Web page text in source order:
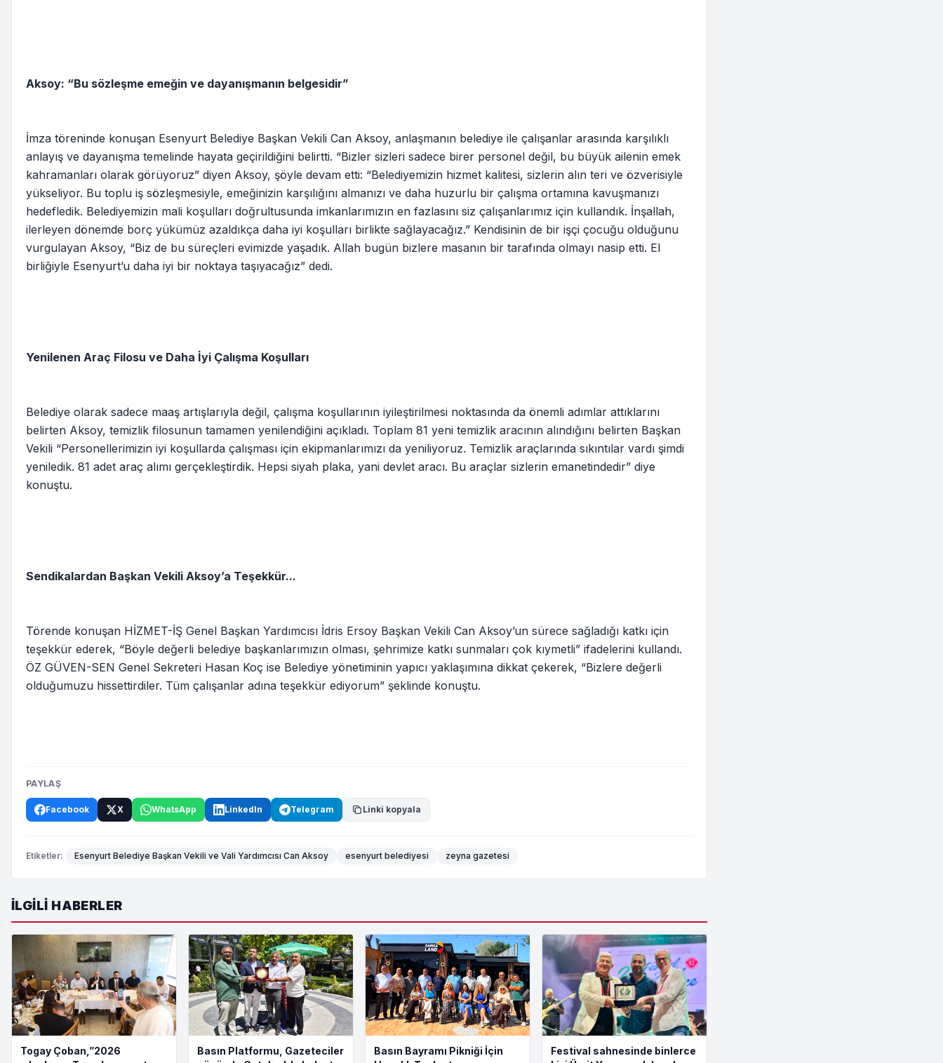
Aksoy: “Bu sözleşme emeğin ve dayanışmanın belgesidir”
İmza töreninde konuşan Esenyurt Belediye Başkan Vekili Can Aksoy, anlaşmanın belediye ile çalışanlar arasında karşılıklı
anlayış ve dayanışma temelinde hayata geçirildiğini belirtti. “Bizler sizleri sadece birer personel değil, bu büyük ailenin emek
kahramanları olarak görüyoruz” diyen Aksoy, şöyle devam etti: “Belediyemizin hizmet kalitesi, sizlerin alın teri ve özverisiyle
yükseliyor. Bu toplu iş sözleşmesiyle, emeğinizin karşılığını almanızı ve daha huzurlu bir çalışma ortamına kavuşmanızı
hedefledik. Belediyemizin mali koşulları doğrultusunda imkanlarımızın en fazlasını siz çalışanlarımız için kullandık. İnşallah,
ilerleyen dönemde borç yükümüz azaldıkça daha iyi koşulları birlikte sağlayacağız.” Kendisinin de bir işçi çocuğu olduğunu
vurgulayan Aksoy, “Biz de bu süreçleri evimizde yaşadık. Allah bugün bizlere masanın bir tarafında olmayı nasip etti. El
birliğiyle Esenyurt’u daha iyi bir noktaya taşıyacağız” dedi.
Yenilenen Araç Filosu ve Daha İyi Çalışma Koşulları
Belediye olarak sadece maaş artışlarıyla değil, çalışma koşullarının iyileştirilmesi noktasında da önemli adımlar attıklarını
belirten Aksoy, temizlik filosunun tamamen yenilendiğini açıkladı. Toplam 81 yeni temizlik aracının alındığını belirten Başkan
Vekili “Personellerimizin iyi koşullarda çalışması için ekipmanlarımızı da yeniliyoruz. Temizlik araçlarında sıkıntılar vardı şimdi
yeniledik. 81 adet araç alımı gerçekleştirdik. Hepsi siyah plaka, yani devlet aracı. Bu araçlar sizlerin emanetindedir” diye
konuştu.
Sendikalardan Başkan Vekili Aksoy’a Teşekkür...
Törende konuşan HİZMET-İŞ Genel Başkan Yardımcısı İdris Ersoy Başkan Vekili Can Aksoy’un sürece sağladığı katkı için
teşekkür ederek, “Böyle değerli belediye başkanlarımızın olması, şehrimize katkı sunmaları çok kıymetli” ifadelerini kullandı.
ÖZ GÜVEN-SEN Genel Sekreteri Hasan Koç ise Belediye yönetiminin yapıcı yaklaşımına dikkat çekerek, “Bizlere değerli
olduğumuzu hissettirdiler. Tüm çalışanlar adına teşekkür ediyorum” şeklinde konuştu.
PAYLAŞ
Facebook X WhatsApp LinkedIn Telegram Linki kopyala
Etiketler: Esenyurt Belediye Başkan Vekili ve Vali Yardımcısı Can Aksoy esenyurt belediyesi zeyna gazetesi
İLGILI HABERLER
Togay Çoban,”2026
Basın Platformu, Gazeteciler
Basın Bayramı Pikniği İçin
Festival sahnesinde binlerce